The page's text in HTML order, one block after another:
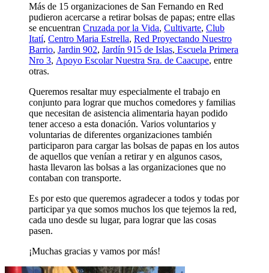
Más de 15 organizaciones de San Fernando en Red
pudieron acercarse a retirar bolsas de papas; entre ellas
se encuentran Cruzada por la Vida, Cultivarte, Club
Itatí, Centro Maria Estrella, Red Proyectando Nuestro
Barrio, Jardin 902, Jardín 915 de Islas, Escuela Primera
Nro 3, Apoyo Escolar Nuestra Sra. de Caacupe, entre
otras.
Queremos resaltar muy especialmente el trabajo en
conjunto para lograr que muchos comedores y familias
que necesitan de asistencia alimentaria hayan podido
tener acceso a esta donación. Varios voluntarios y
voluntarias de diferentes organizaciones también
participaron para cargar las bolsas de papas en los autos
de aquellos que venían a retirar y en algunos casos,
hasta llevaron las bolsas a las organizaciones que no
contaban con transporte.
Es por esto que queremos agradecer a todos y todas por
participar ya que somos muchos los que tejemos la red,
cada uno desde su lugar, para lograr que las cosas
pasen.
¡Muchas gracias y vamos por más!